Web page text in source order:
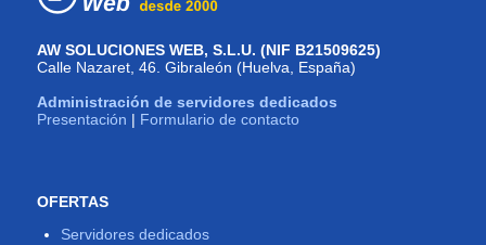
AW SOLUCIONES WEB, S.L.U. (NIF B21509625)
Calle Nazaret, 46. Gibraleón (Huelva, España)
Administración de servidores dedicados
Presentación | Formulario de contacto
OFERTAS
Servidores dedicados